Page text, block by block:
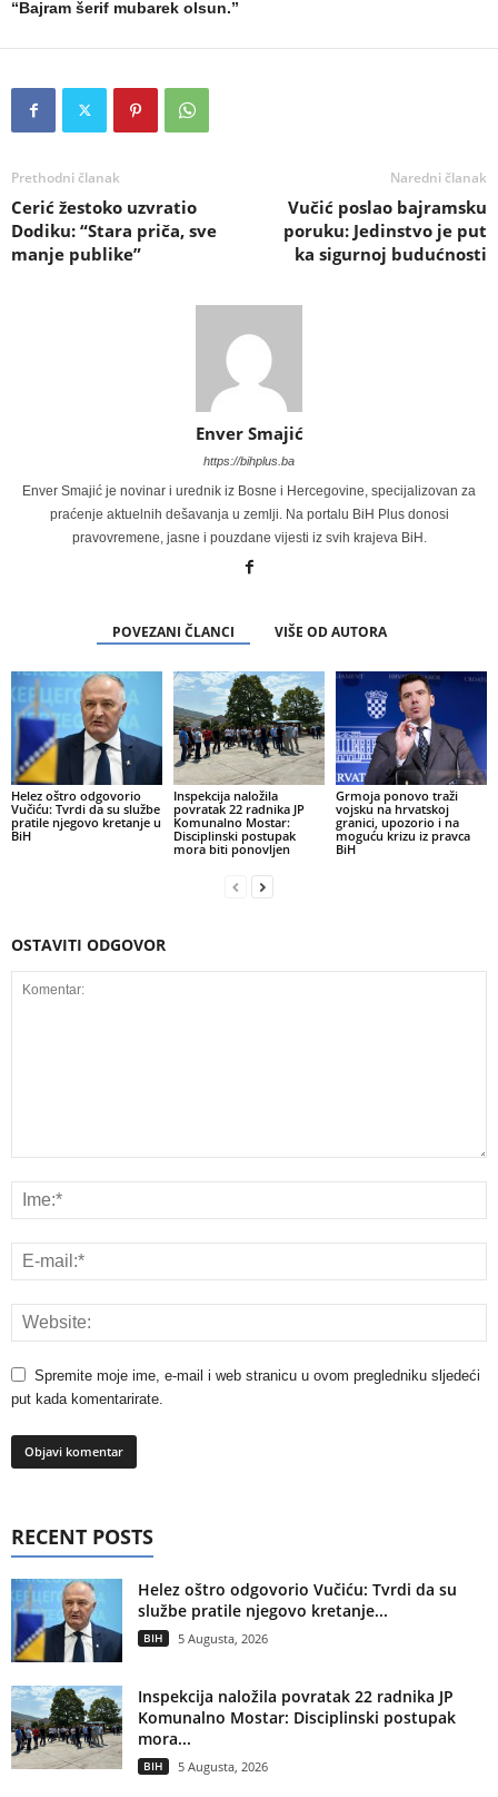
“Bajram šerif mubarek olsun.”
Prethodni članak
Cerić žestoko uzvratio
Dodiku: “Stara priča, sve
manje publike”
Naredni članak
Vučić poslao bajramsku
poruku: Jedinstvo je put
ka sigurnoj budućnosti
Enver Smajić
https://bihplus.ba
Enver Smajić je novinar i urednik iz Bosne i Hercegovine, specijalizovan za
praćenje aktuelnih dešavanja u zemlji. Na portalu BiH Plus donosi
pravovremene, jasne i pouzdane vijesti iz svih krajeva BiH.
POVEZANI ČLANCI VIŠE OD AUTORA
Helez oštro odgovorio
Vučiću: Tvrdi da su službe
pratile njegovo kretanje u
BiH
Inspekcija naložila
povratak 22 radnika JP
Komunalno Mostar:
Disciplinski postupak
mora biti ponovljen
Grmoja ponovo traži
vojsku na hrvatskoj
granici, upozorio i na
moguću krizu iz pravca
BiH
OSTAVITI ODGOVOR
Spremite moje ime, e-mail i web stranicu u ovom pregledniku sljedeći
put kada komentarirate.
RECENT POSTS
Helez oštro odgovorio Vučiću: Tvrdi da su
službe pratile njegovo kretanje...
BIH 5 Augusta, 2026
Inspekcija naložila povratak 22 radnika JP
Komunalno Mostar: Disciplinski postupak
mora...
BIH 5 Augusta, 2026